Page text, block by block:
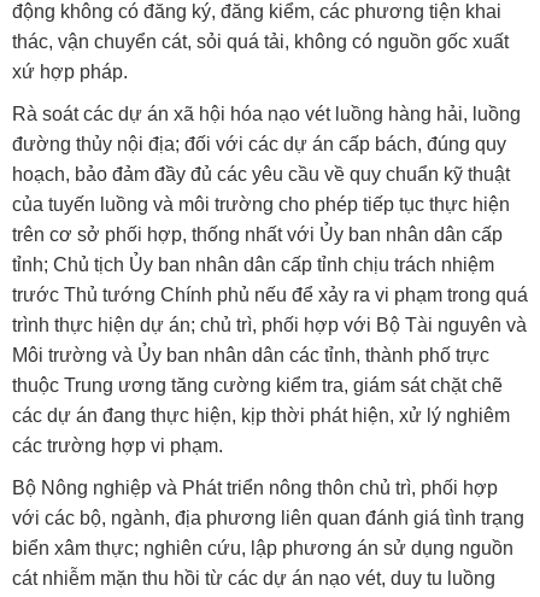
động không có đăng ký, đăng kiểm, các phương tiện khai
thác, vận chuyển cát, sỏi quá tải, không có nguồn gốc xuất
xứ hợp pháp.
Rà soát các dự án xã hội hóa nạo vét luồng hàng hải, luồng
đường thủy nội địa; đối với các dự án cấp bách, đúng quy
hoạch, bảo đảm đầy đủ các yêu cầu về quy chuẩn kỹ thuật
của tuyến luồng và môi trường cho phép tiếp tục thực hiện
trên cơ sở phối hợp, thống nhất với Ủy ban nhân dân cấp
tỉnh; Chủ tịch Ủy ban nhân dân cấp tỉnh chịu trách nhiệm
trước Thủ tướng Chính phủ nếu để xảy ra vi phạm trong quá
trình thực hiện dự án; chủ trì, phối hợp với Bộ Tài nguyên và
Môi trường và Ủy ban nhân dân các tỉnh, thành phố trực
thuộc Trung ương tăng cường kiểm tra, giám sát chặt chẽ
các dự án đang thực hiện, kịp thời phát hiện, xử lý nghiêm
các trường hợp vi phạm.
Bộ Nông nghiệp và Phát triển nông thôn chủ trì, phối hợp
với các bộ, ngành, địa phương liên quan đánh giá tình trạng
biển xâm thực; nghiên cứu, lập phương án sử dụng nguồn
cát nhiễm mặn thu hồi từ các dự án nạo vét, duy tu luồng